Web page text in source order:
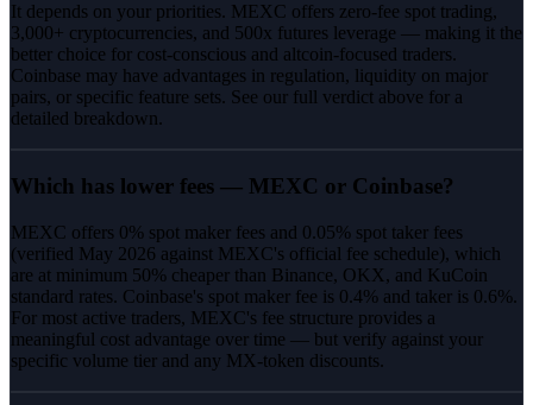
It depends on your priorities. MEXC offers zero-fee spot trading,
3,000+ cryptocurrencies, and 500x futures leverage — making it the
better choice for cost-conscious and altcoin-focused traders.
Coinbase may have advantages in regulation, liquidity on major
pairs, or specific feature sets. See our full verdict above for a
detailed breakdown.
Which has lower fees — MEXC or Coinbase?
MEXC offers 0% spot maker fees and 0.05% spot taker fees
(verified May 2026 against MEXC's official fee schedule), which
are at minimum 50% cheaper than Binance, OKX, and KuCoin
standard rates. Coinbase's spot maker fee is 0.4% and taker is 0.6%.
For most active traders, MEXC's fee structure provides a
meaningful cost advantage over time — but verify against your
specific volume tier and any MX-token discounts.